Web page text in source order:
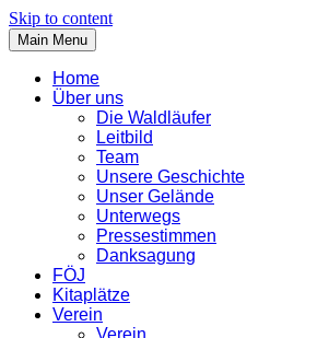
Skip to content
Main Menu
Home
Über uns
Die Waldläufer
Leitbild
Team
Unsere Geschichte
Unser Gelände
Unterwegs
Pressestimmen
Danksagung
FÖJ
Kitaplätze
Verein
Verein